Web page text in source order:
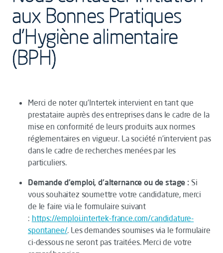
aux Bonnes Pratiques
d'Hygiène alimentaire
(BPH)
Merci de noter qu’Intertek intervient en tant que
prestataire auprès des entreprises dans le cadre de la
mise en conformité de leurs produits aux normes
réglementaires en vigueur. La société n’intervient pas
dans le cadre de recherches menées par les
particuliers.
Demande d'emploi, d'alternance ou de stage : Si
vous souhaitez soumettre votre candidature, merci
de le faire via le formulaire suivant
: https://emploi.intertek-france.com/candidature-
spontanee/. Les demandes soumises via le formulaire
ci-dessous ne seront pas traitées. Merci de votre